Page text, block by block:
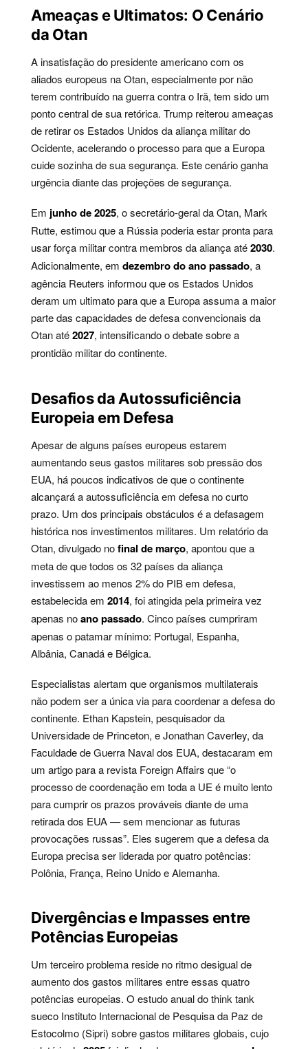
Ameaças e Ultimatos: O Cenário
da Otan
A insatisfação do presidente americano com os
aliados europeus na Otan, especialmente por não
terem contribuído na guerra contra o Irã, tem sido um
ponto central de sua retórica. Trump reiterou ameaças
de retirar os Estados Unidos da aliança militar do
Ocidente, acelerando o processo para que a Europa
cuide sozinha de sua segurança. Este cenário ganha
urgência diante das projeções de segurança.
Em junho de 2025, o secretário-geral da Otan, Mark
Rutte, estimou que a Rússia poderia estar pronta para
usar força militar contra membros da aliança até2030.
Adicionalmente, em dezembro do ano passado, a
agência Reuters informou que os Estados Unidos
deram um ultimato para que a Europa assuma a maior
parte das capacidades de defesa convencionais da
Otan até2027, intensificando o debate sobre a
prontidão militar do continente.
Desafios da Autossuficiência
Europeia em Defesa
Apesar de alguns países europeus estarem
aumentando seus gastos militares sob pressão dos
EUA, há poucos indicativos de que o continente
alcançará a autossuficiência em defesa no curto
prazo. Um dos principais obstáculos é a defasagem
histórica nos investimentos militares. Um relatório da
Otan, divulgado nofinal de março, apontou que a
meta de que todos os 32 países da aliança
investissem ao menos 2% do PIB em defesa,
estabelecida em 2014, foi atingida pela primeira vez
apenas noano passado. Cinco países cumpriram
apenas o patamar mínimo: Portugal, Espanha,
Albânia, Canadá e Bélgica.
Especialistas alertam que organismos multilaterais
não podem ser a única via para coordenar a defesa do
continente. Ethan Kapstein, pesquisador da
Universidade de Princeton, e Jonathan Caverley, da
Faculdade de Guerra Naval dos EUA, destacaram em
um artigo para a revista Foreign Affairs que “o
processo de coordenação em toda a UE é muito lento
para cumprir os prazos prováveis diante de uma
retirada dos EUA — sem mencionar as futuras
provocações russas”. Eles sugerem que a defesa da
Europa precisa ser liderada por quatro potências:
Polônia, França, Reino Unido e Alemanha.
Divergências e Impasses entre
Potências Europeias
Um terceiro problema reside no ritmo desigual de
aumento dos gastos militares entre essas quatro
potências europeias. O estudo anual do think tank
sueco Instituto Internacional de Pesquisa da Paz de
Estocolmo (Sipri) sobre gastos militares globais, cujo